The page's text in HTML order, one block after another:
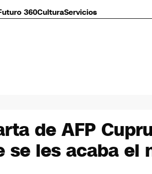
360CulturaServicios
de AFP
se les acaba el